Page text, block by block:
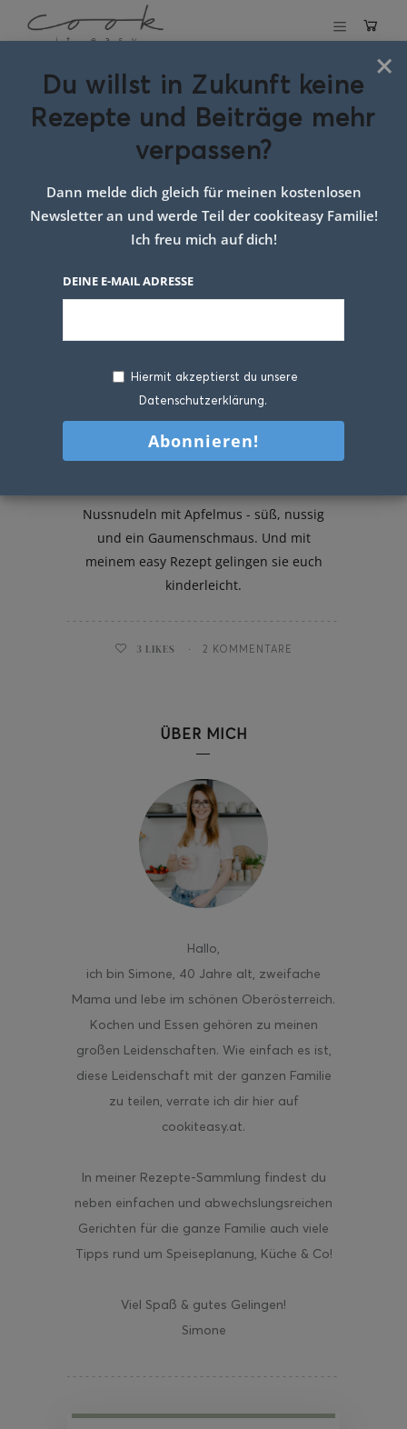
Schlagwort:
topfennudeln mit
apfelmus
Nussnudeln mit Apfelmus - süß, nussig
und ein Gaumenschmaus. Und mit
meinem easy Rezept gelingen sie euch
kinderleicht.
3 LIKES 2 KOMMENTARE
ÜBER MICH
Hallo,
ich bin Simone, 40 Jahre alt, zweifache
Mama und lebe im schönen Oberösterreich.
Kochen und Essen gehören zu meinen
großen Leidenschaften. Wie einfach es ist,
diese Leidenschaft mit der ganzen Familie
zu teilen, verrate ich dir hier auf
cookiteasy.at.
In meiner Rezepte-Sammlung findest du
neben einfachen und abwechslungsreichen
Gerichten für die ganze Familie auch viele
Tipps rund um Speiseplanung, Küche & Co!
Viel Spaß & gutes Gelingen!
Simone
×
Du willst in Zukunft keine
Rezepte und Beiträge mehr
verpassen?
Dann melde dich gleich für meinen kostenlosen
Newsletter an und werde Teil der cookiteasy Familie!
Ich freu mich auf dich!
DEINE E-MAIL ADRESSE
Hiermit akzeptierst du unsere
Datenschutzerklärung.